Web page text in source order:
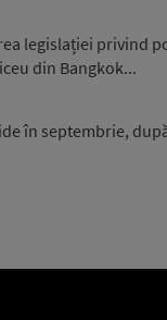
legislației privind
din Bangkok...
în septembrie,